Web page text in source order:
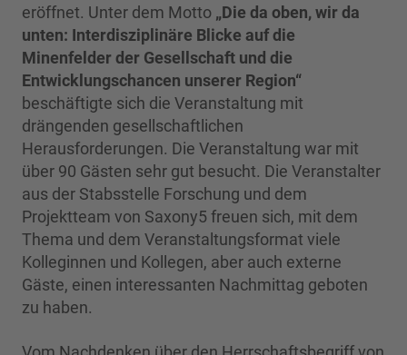
eröffnet. Unter dem Motto „Die da oben, wir da
unten: Interdisziplinäre Blicke auf die
Minenfelder der Gesellschaft und die
Entwicklungschancen unserer Region“
beschäftigte sich die Veranstaltung mit
drängenden gesellschaftlichen
Herausforderungen. Die Veranstaltung war mit
über 90 Gästen sehr gut besucht. Die Veranstalter
aus der Stabsstelle Forschung und dem
Projektteam von Saxony5 freuen sich, mit dem
Thema und dem Veranstaltungsformat viele
Kolleginnen und Kollegen, aber auch externe
Gäste, einen interessanten Nachmittag geboten
zu haben.